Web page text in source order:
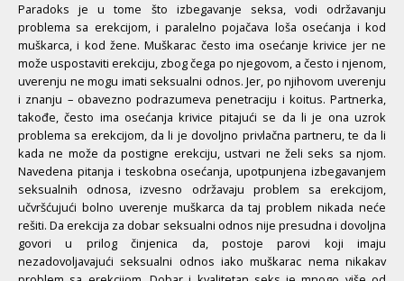
Paradoks je u tome što izbegavanje seksa, vodi održavanju
problema sa erekcijom, i paralelno pojačava loša osećanja i kod
muškarca, i kod žene. Muškarac često ima osećanje krivice jer ne
može uspostaviti erekciju, zbog čega po njegovom, a često i njenom,
uverenju ne mogu imati seksualni odnos. Jer, po njihovom uverenju
i znanju – obavezno podrazumeva penetraciju i koitus. Partnerka,
takođe, često ima osećanja krivice pitajući se da li je ona uzrok
problema sa erekcijom, da li je dovoljno privlačna partneru, te da li
kada ne može da postigne erekciju, ustvari ne želi seks sa njom.
Navedena pitanja i teskobna osećanja, upotpunjena izbegavanjem
seksualnih odnosa, izvesno održavaju problem sa erekcijom,
učvršćujući bolno uverenje muškarca da taj problem nikada neće
rešiti. Da erekcija za dobar seksualni odnos nije presudna i dovoljna
govori u prilog činjenica da, postoje parovi koji imaju
nezadovoljavajući seksualni odnos iako muškarac nema nikakav